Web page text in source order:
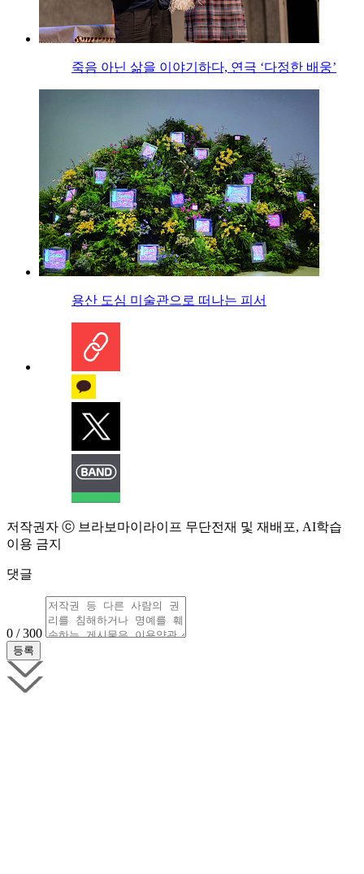
죽음 아닌 삶을 이야기하다, 연극 ‘다정한 배웅’
용산 도심 미술관으로 떠나는 피서
저작권자 ⓒ 브라보마이라이프 무단전재 및 재배포, AI학습
이용 금지
댓글
0 / 300